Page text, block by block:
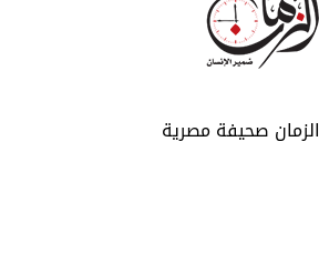
الزمان صحيفة مصرية